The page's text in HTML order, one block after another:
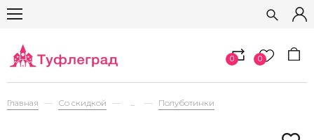
0 0
Главная Со скидкой ... Полуботинки